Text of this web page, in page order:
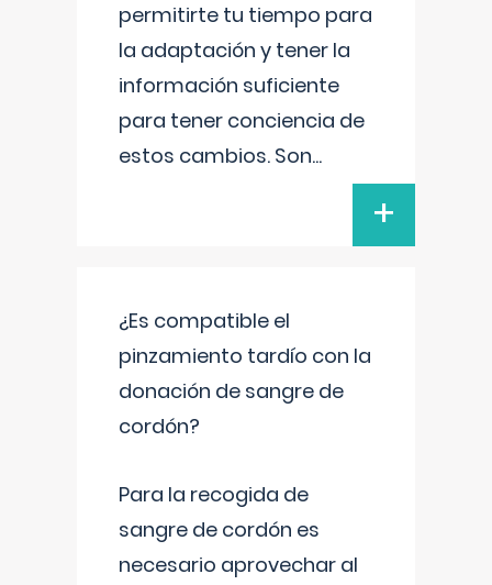
permitirte tu tiempo para
la adaptación y tener la
información suficiente
para tener conciencia de
estos cambios. Son...
+
¿Es compatible el
pinzamiento tardío con la
donación de sangre de
cordón?
Para la recogida de
sangre de cordón es
necesario aprovechar al